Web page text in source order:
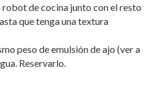
de cocina junto con el resto
que tenga una textura
peso de emulsión de ajo (ver a
Reservarlo.